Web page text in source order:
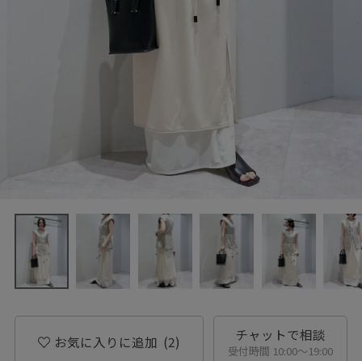
お気に入りに追加 (2) チャットで相談
受付時間 10:00〜19:00